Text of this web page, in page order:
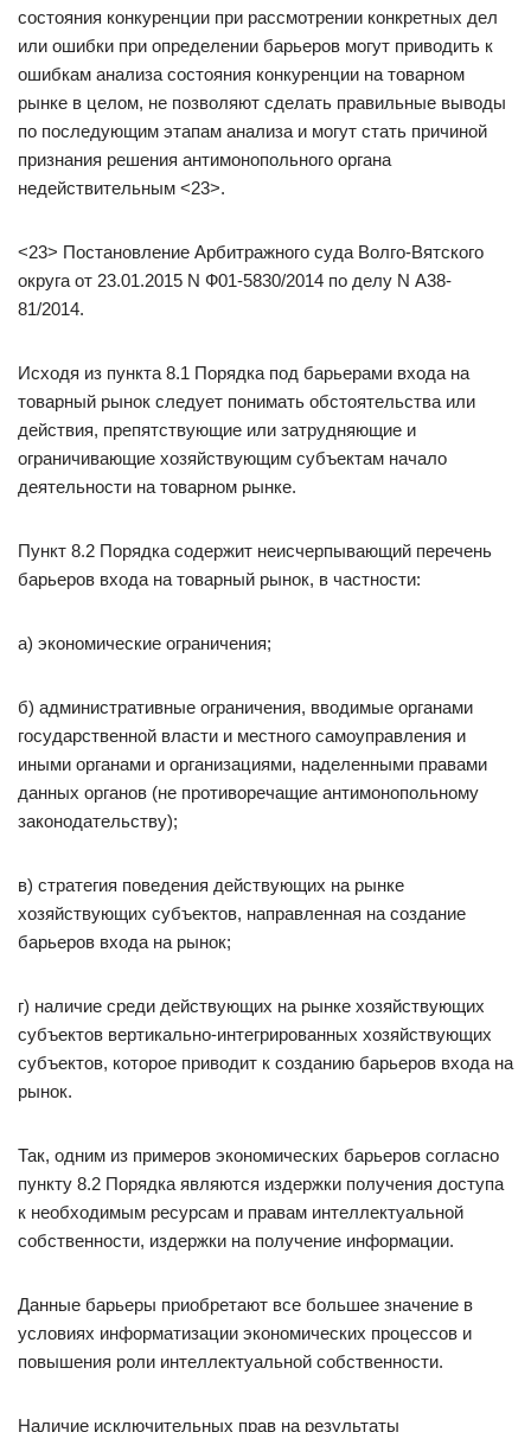
состояния конкуренции при рассмотрении конкретных дел
или ошибки при определении барьеров могут приводить к
ошибкам анализа состояния конкуренции на товарном
рынке в целом, не позволяют сделать правильные выводы
по последующим этапам анализа и могут стать причиной
признания решения антимонопольного органа
недействительным <23>.
<23> Постановление Арбитражного суда Волго-Вятского
округа от 23.01.2015 N Ф01-5830/2014 по делу N А38-
81/2014.
Исходя из пункта 8.1 Порядка под барьерами входа на
товарный рынок следует понимать обстоятельства или
действия, препятствующие или затрудняющие и
ограничивающие хозяйствующим субъектам начало
деятельности на товарном рынке.
Пункт 8.2 Порядка содержит неисчерпывающий перечень
барьеров входа на товарный рынок, в частности:
а) экономические ограничения;
б) административные ограничения, вводимые органами
государственной власти и местного самоуправления и
иными органами и организациями, наделенными правами
данных органов (не противоречащие антимонопольному
законодательству);
в) стратегия поведения действующих на рынке
хозяйствующих субъектов, направленная на создание
барьеров входа на рынок;
г) наличие среди действующих на рынке хозяйствующих
субъектов вертикально-интегрированных хозяйствующих
субъектов, которое приводит к созданию барьеров входа на
рынок.
Так, одним из примеров экономических барьеров согласно
пункту 8.2 Порядка являются издержки получения доступа
к необходимым ресурсам и правам интеллектуальной
собственности, издержки на получение информации.
Данные барьеры приобретают все большее значение в
условиях информатизации экономических процессов и
повышения роли интеллектуальной собственности.
Наличие исключительных прав на результаты